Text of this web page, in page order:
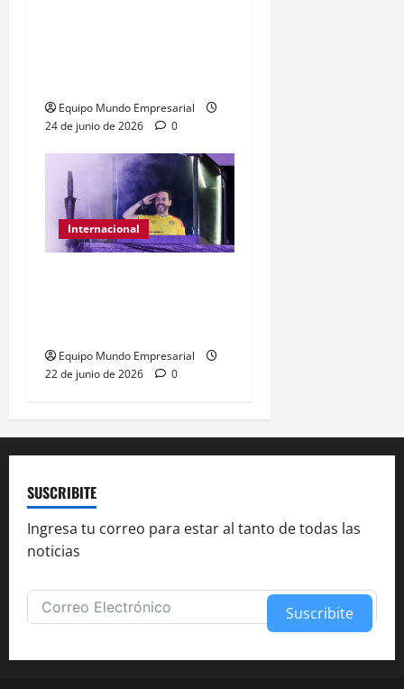
Equipo Mundo Empresarial
24 de junio de 2026
0
Internacional
Equipo Mundo Empresarial
22 de junio de 2026
0
SUSCRIBITE
Ingresa tu correo para estar al tanto de todas las
noticias
Suscribite